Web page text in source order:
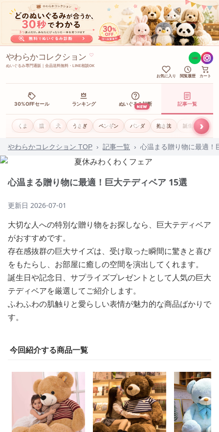
やわらかコレクション ♡
ぬいぐるみ専門通販｜全品送料無料・LINE相談OK
LINE
お気に入り 閲覧履歴 カート
30%OFFセール ランキング ぬいぐるみ診断
NEW 記事一覧
くま 猫 犬 うさぎ ペンギン パンダ 抱き枕 誕生日ギフト
›
やわらかコレクション TOP › 記事一覧 › 心温まる贈り物に最適！
心温まる贈り物に最適！巨大テディベア 15選
更新日 2026-07-01
大切な人への特別な贈り物をお探しなら、巨大テディベア
がおすすめです。
存在感抜群の巨大サイズは、受け取った瞬間に驚きと喜び
をもたらし、お部屋に癒しの空間を演出してくれます。
誕生日や記念日、サプライズプレゼントとして人気の巨大
テディベアを厳選してご紹介します。
ふわふわの肌触りと愛らしい表情が魅力的な商品ばかりで
す。
今回紹介する商品一覧